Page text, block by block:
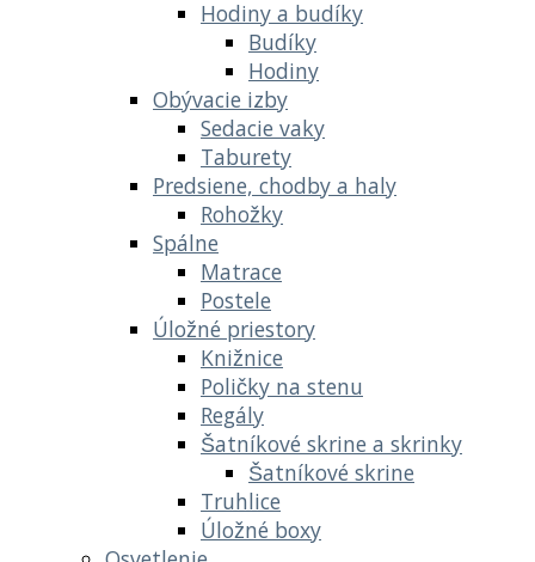
Hodiny a budíky
Budíky
Hodiny
Obývacie izby
Sedacie vaky
Taburety
Predsiene, chodby a haly
Rohožky
Spálne
Matrace
Postele
Úložné priestory
Knižnice
Poličky na stenu
Regály
Šatníkové skrine a skrinky
Šatníkové skrine
Truhlice
Úložné boxy